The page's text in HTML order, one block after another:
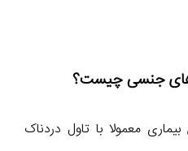
های جنسی چیست؟
معمولا با تاول دردناک